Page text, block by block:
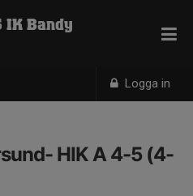
Logga in
IK Bandy
HIK A 4-5 (4-